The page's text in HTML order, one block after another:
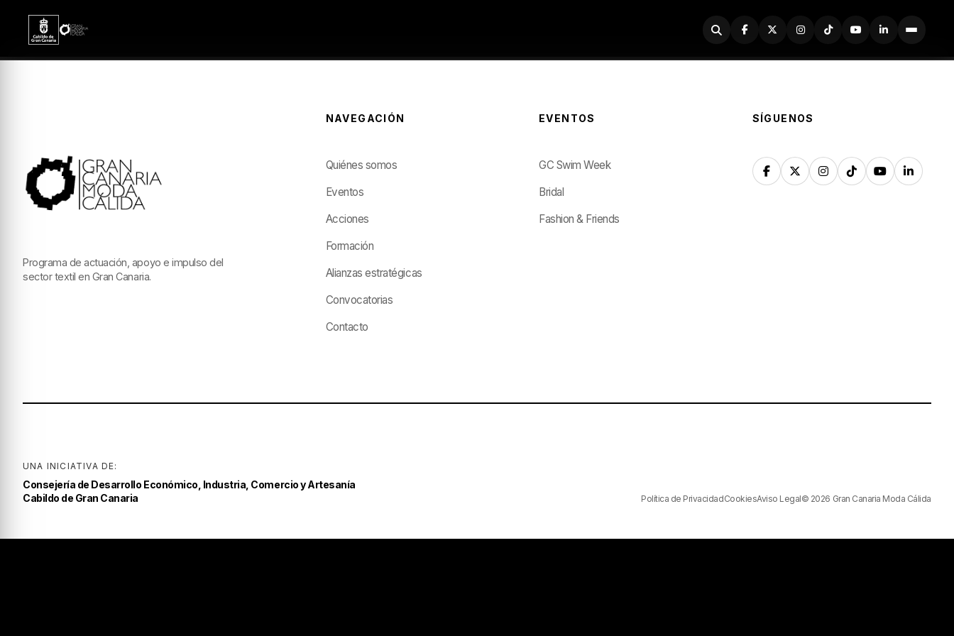
Buscador
Programa de actuación, apoyo e impulso del
sector textil en Gran Canaria.
NAVEGACIÓN
Quiénes somos
Eventos
Acciones
Formación
Alianzas estratégicas
Convocatorias
Contacto
EVENTOS
GC Swim Week
Bridal
Fashion & Friends
SÍGUENOS
UNA INICIATIVA DE:
Consejería de Desarrollo Económico, Industria, Comercio y Artesanía
Cabildo de Gran Canaria
Política de PrivacidadCookiesAviso Legal© 2026 Gran Canaria Moda Cálida